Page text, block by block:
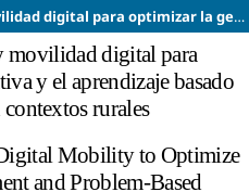
Inteligencia artificial y movilidad digital para optimizar la gestión educativa y el aprendizaje basado en problemas en contextos rurales